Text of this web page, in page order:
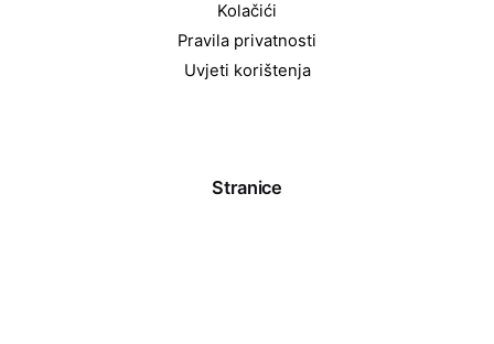
Kolačići
Pravila privatnosti
Uvjeti korištenja
Stranice